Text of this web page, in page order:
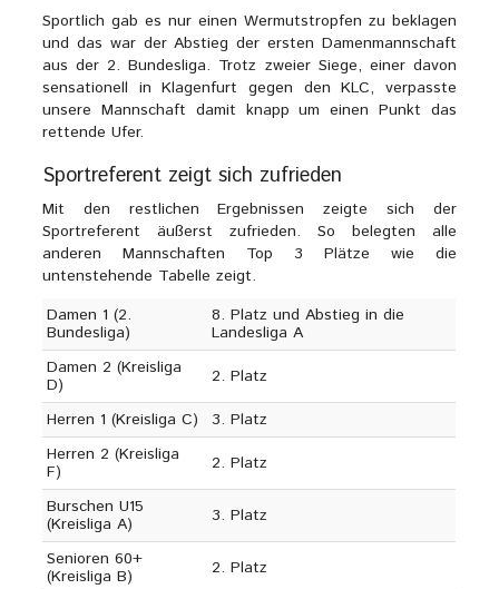
Sportlich gab es nur einen Wermutstropfen zu beklagen
und das war der Abstieg der ersten Damenmannschaft
aus der 2. Bundesliga. Trotz zweier Siege, einer davon
sensationell in Klagenfurt gegen den KLC, verpasste
unsere Mannschaft damit knapp um einen Punkt das
rettende Ufer.
Sportreferent zeigt sich zufrieden
Mit den restlichen Ergebnissen zeigte sich der
Sportreferent äußerst zufrieden. So belegten alle
anderen Mannschaften Top 3 Plätze wie die
untenstehende Tabelle zeigt.
Damen 1 (2.
Bundesliga)
8. Platz und Abstieg in die
Landesliga A
Damen 2 (Kreisliga
D)
2. Platz
Herren 1 (Kreisliga C)
3. Platz
Herren 2 (Kreisliga
F)
2. Platz
Burschen U15
(Kreisliga A)
3. Platz
Senioren 60+
(Kreisliga B)
2. Platz